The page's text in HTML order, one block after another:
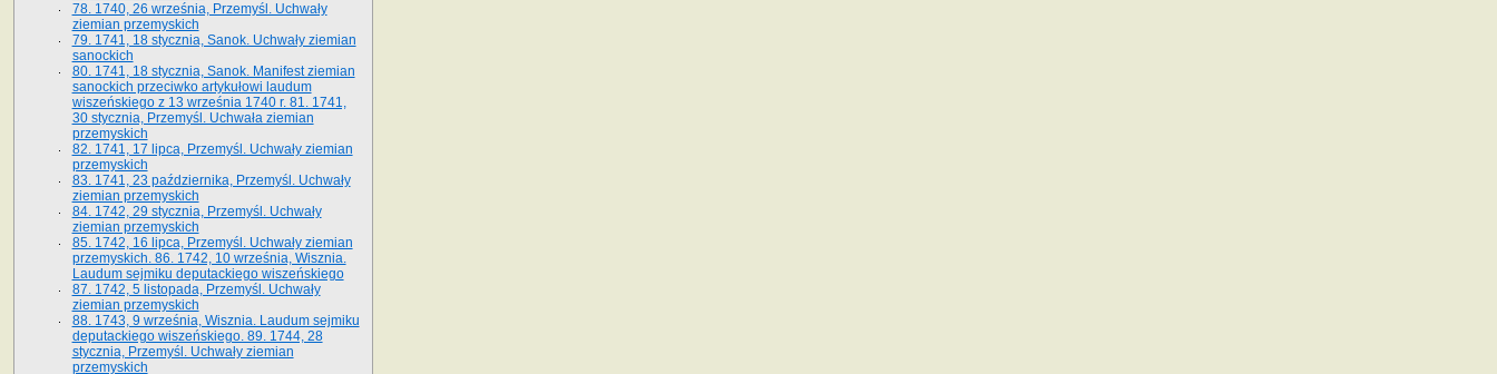
78. 1740, 26 września, Przemyśl. Uchwały
ziemian przemyskich
79. 1741, 18 stycznia, Sanok. Uchwały ziemian
sanockich
80. 1741, 18 stycznia, Sanok. Manifest ziemian
sanockich przeciwko artykułowi laudum
wiszeńskiego z 13 wrze­śnia 1740 r. 81. 1741,
30 stycznia, Przemyśl. Uchwała ziemian
przemyskich
82. 1741, 17 lipca, Przemyśl. Uchwały ziemian
przemyskich
83. 1741, 23 października, Przemyśl. Uchwały
ziemian przemyskich
84. 1742, 29 stycznia, Przemyśl. Uchwały
ziemian przemyskich
85. 1742, 16 lipca, Przemyśl. Uchwały ziemian
przemyskich. 86. 1742, 10 września, Wisznia.
Laudum sejmiku deputackiego wiszeńskiego
87. 1742, 5 listopada, Przemyśl. Uchwały
ziemian przemyskich
88. 1743, 9 września, Wisznia. Laudum sejmiku
deputackiego wiszeńskiego. 89. 1744, 28
stycznia, Przemyśl. Uchwały ziemian
przemyskich